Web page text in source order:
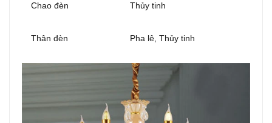
Chao đèn Thủy tinh
Thân đèn Pha lê, Thủy tinh